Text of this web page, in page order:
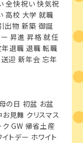
全快祝い 快気祝
高校 大学 就職
出物 新築 御誕
ー 昇進 昇格 就任
退職 退職 転職
迎 新年会 忘年
の日 初盆 お盆
見舞 クリスマス
ク GW 帰省土産
トデー ホワイト